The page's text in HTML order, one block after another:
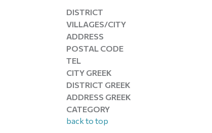
DISTRICT
VILLAGES/CITY
ADDRESS
POSTAL CODE
TEL
CITY GREEK
DISTRICT GREEK
ADDRESS GREEK
CATEGORY
back to top